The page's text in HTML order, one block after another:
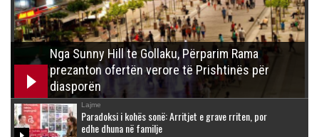
Nga Sunny Hill te Gollaku, Përparim Rama
prezanton ofertën verore të Prishtinës për
diasporën
Lajme
Paradoksi i kohës sonë: Arritjet e grave rriten, por
edhe dhuna në familje